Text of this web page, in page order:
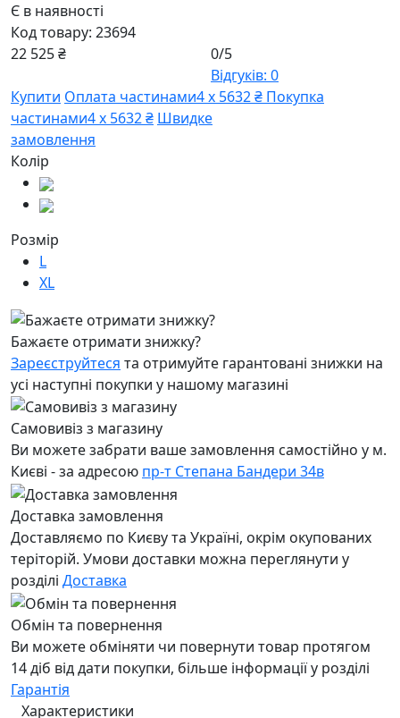
Є в наявності
Код товару: 23694
22 525 ₴
0/5
Відгуків: 0
Купити Оплата частинами4 х 5632 ₴ Покупка
частинами4 х 5632 ₴ Швидке
замовлення
Колір
Розмір
L
XL
Бажаєте отримати знижку?
Зареєструйтеся та отримуйте гарантовані знижки на
усі наступні покупки у нашому магазині
Самовивіз з магазину
Ви можете забрати ваше замовлення самостійно у м.
Києві - за адресою пр-т Степана Бандери 34в
Доставка замовлення
Доставляємо по Києву та Україні, окрім окупованих
теріторій. Умови доставки можна переглянути у
розділі Доставка
Обмін та повернення
Ви можете обміняти чи повернути товар протягом
14 діб від дати покупки, більше інформації у розділі
Гарантія
Характеристики